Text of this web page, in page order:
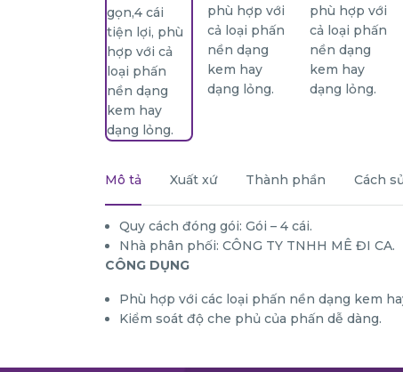
Mô tả Xuất xứ Thành phần Cách
Quy cách đóng gói: Gói – 4 cái.
Nhà phân phối: CÔNG TY TNHH MÊ ĐI CA.
CÔNG DỤNG
Phù hợp với các loại phấn nền dạng kem
Kiểm soát độ che phủ của phấn dễ dàng.